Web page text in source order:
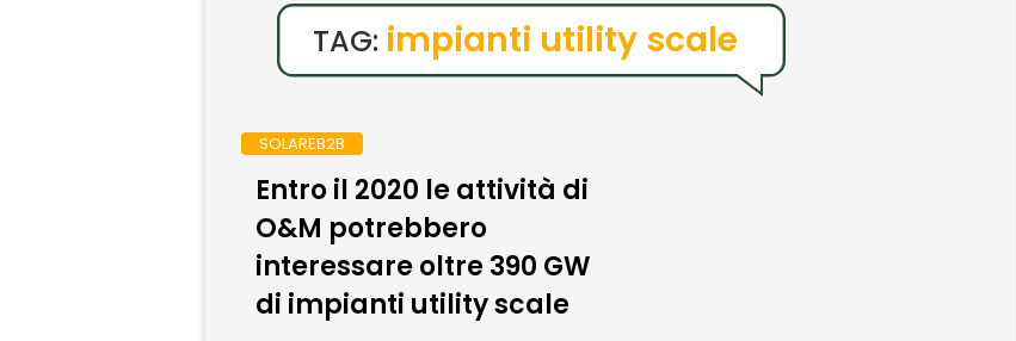
TAG: impianti utility scale
SOLAREB2B
Entro il 2020 le attività di
O&M potrebbero
interessare oltre 390 GW
di impianti utility scale